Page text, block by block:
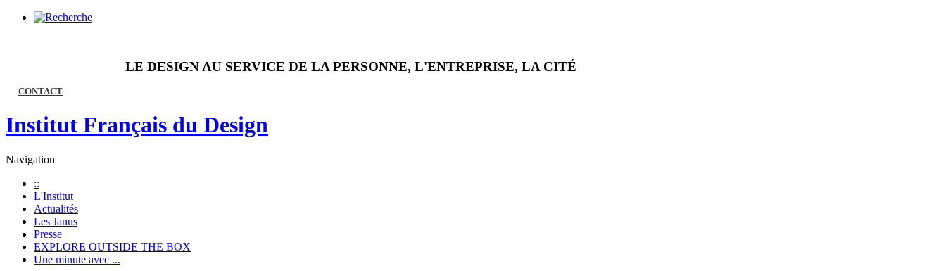
LE DESIGN AU SERVICE DE LA PERSONNE, L'ENTREPRISE, LA CITÉ
CONTACT
Institut Français du Design
Navigation
::
L'Institut
Actualités
Les Janus
Presse
EXPLORE OUTSIDE THE BOX
Une minute avec ...